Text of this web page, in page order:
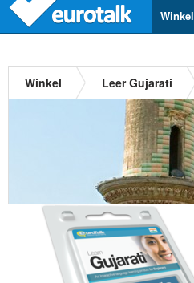
Winkel
Winkel Leer Gujarati